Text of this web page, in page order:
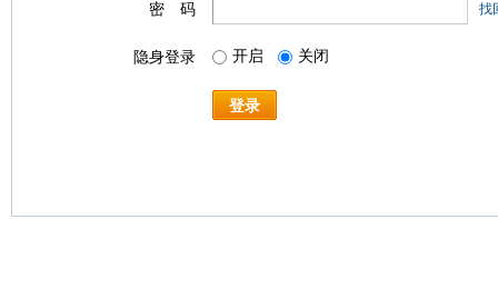
密 码 找
隐身登录 开启 关闭
登录